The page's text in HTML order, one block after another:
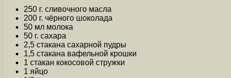
250 г. сливочного масла
200 г. чёрного шоколада
50 мл молока
50 г. сахара
2,5 стакана сахарной пудры
1,5 стакана вафельной крошки
1 стакан кокосовой стружки
1 яйцо